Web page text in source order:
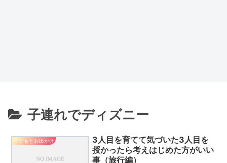
子連れでディズニー
子どもとお出かけ
3人目を育てて気づいた3人目を
授かったら考えはじめた方がいい
事（旅行編）